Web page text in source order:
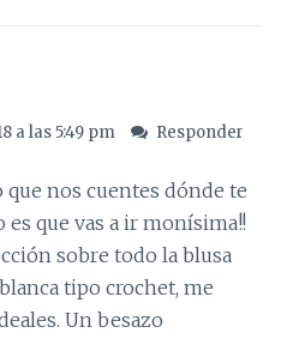
a las 5:49 pm Responder
que nos cuentes dónde te
es que vas a ir monísima!!
sobre todo la blusa
tipo crochet, me
Un besazo